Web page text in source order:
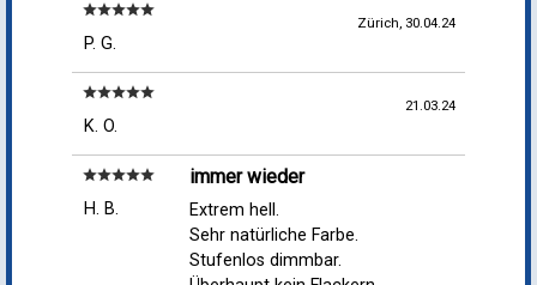
starstarstarstarstar
P. G.
Zürich, 30.04.24
starstarstarstarstar
K. O.
21.03.24
starstarstarstarstar
H. B.
immer wieder
Extrem hell.
Sehr natürliche Farbe.
Stufenlos dimmbar.